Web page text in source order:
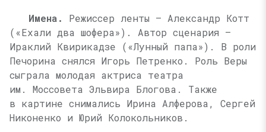
Имена.
Режиссер ленты — Александр Котт
(«Ехали два шофера»). Автор сценария —
Ираклий Квирикадзе («Лунный папа»). В роли
Печорина снялся Игорь Петренко. Роль Веры
сыграла молодая актриса театра
им. Моссовета Эльвира Блогова. Также
в картине снимались Ирина Алферова, Сергей
Никоненко и Юрий Колокольников.